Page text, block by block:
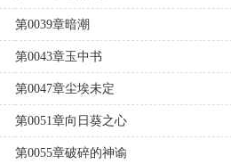
第0039章暗潮
第0043章玉中书
第0047章尘埃未定
第0051章向日葵之心
第0055章破碎的神谕